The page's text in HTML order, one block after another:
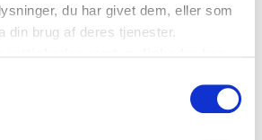
du har givet dem, eller som
din brug af deres tjenester.